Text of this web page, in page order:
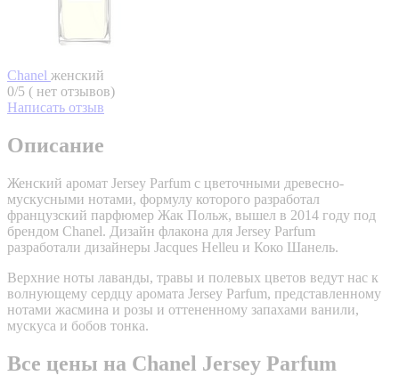
Chanel женский
0/5 ( нет отзывов)
Написать отзыв
Описание
Женский аромат Jersey Parfum с цветочными древесно-
мускусными нотами, формулу которого разработал
французский парфюмер Жак Польж, вышел в 2014 году под
брендом Chanel. Дизайн флакона для Jersey Parfum
разработали дизайнеры Jacques Helleu и Коко Шанель.
Верхние ноты лаванды, травы и полевых цветов ведут нас к
волнующему сердцу аромата Jersey Parfum, представленному
нотами жасмина и розы и оттененному запахами ванили,
мускуса и бобов тонка.
Все цены на Chanel Jersey Parfum